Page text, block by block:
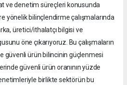
ve denetim süreçleri konusunda
yönelik bilinçlendirme çalışmalarında
üretici/ithalatçı bilgisi ve
öne çıkarıyoruz. Bu çalışmaların
güvenli ürün bilincinin güçlenmesi
güvenli ürün oranının yüzde
birlikte sektörün bu